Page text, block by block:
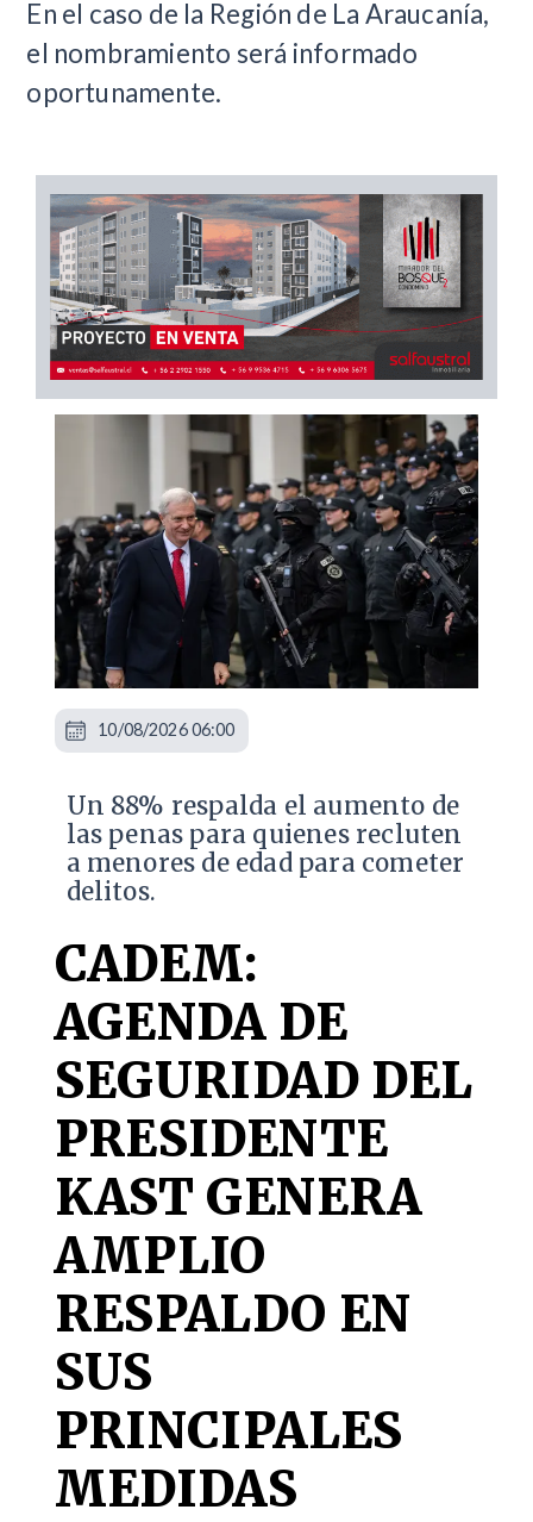
En el caso de la Región de La Araucanía,
el nombramiento será informado
oportunamente.
Un 88% respalda el aumento de
las penas para quienes recluten
a menores de edad para cometer
delitos.
CADEM:
AGENDA DE
SEGURIDAD DEL
PRESIDENTE
KAST GENERA
AMPLIO
RESPALDO EN
SUS
PRINCIPALES
MEDIDAS
10/08/2026 06:00